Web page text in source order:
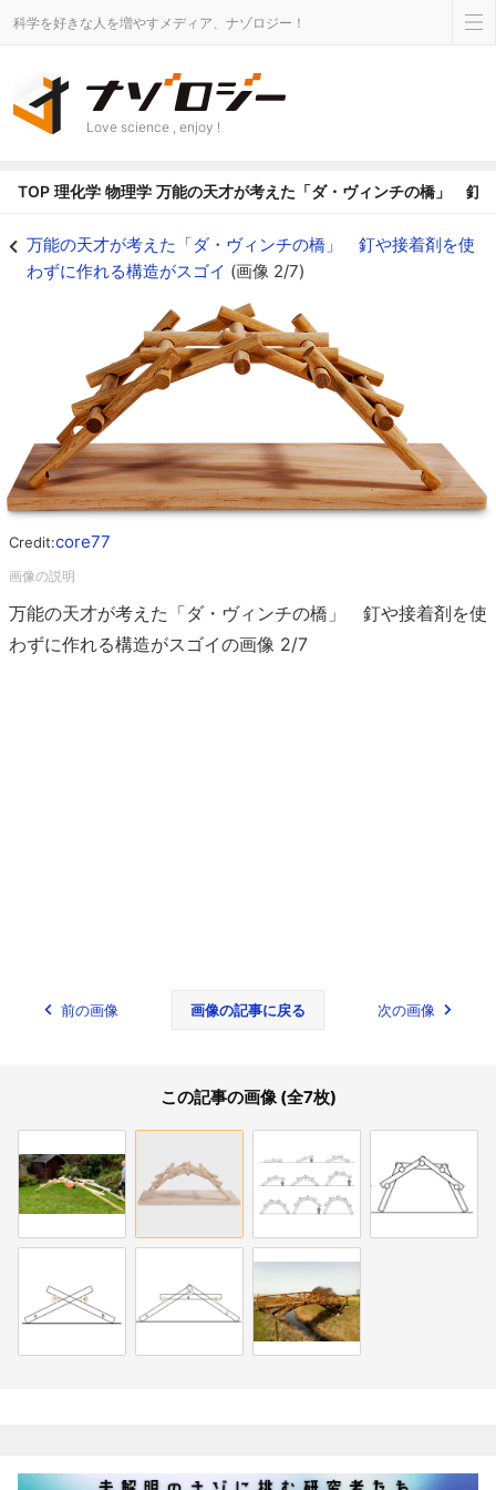
科学を好きな人を増やすメディア、ナゾロジー！
Love science , enjoy !
TOP 理化学 物理学 万能の天才が考えた「ダ・ヴィンチの橋」 釘
万能の天才が考えた「ダ・ヴィンチの橋」 釘や接着剤を使
わずに作れる構造がスゴイ (画像 2/7)
Credit:core77
万能の天才が考えた「ダ・ヴィンチの橋」 釘や接着剤を使
わずに作れる構造がスゴイの画像 2/7
前の画像 画像の記事に戻る 次の画像
この記事の画像 (全7枚)